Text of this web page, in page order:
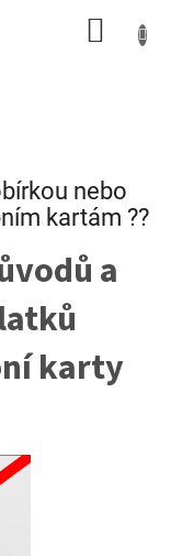
nebo
kartám ??
a
karty